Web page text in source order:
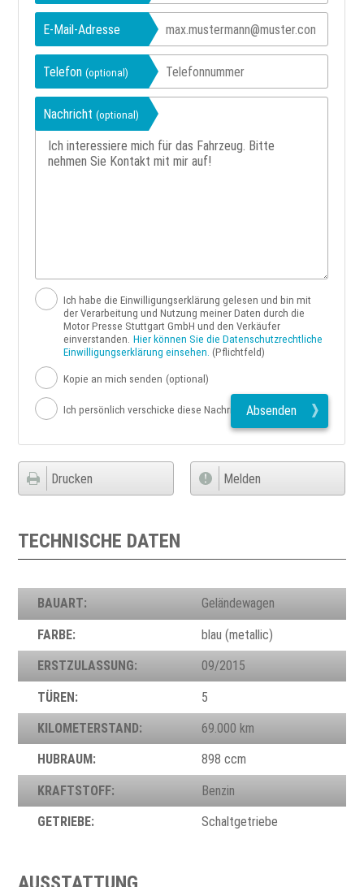
E-Mail-Adresse
Telefon(optional)
Nachricht(optional)
Ich habe die Einwilligungserklärung gelesen und bin mit
der Verarbeitung und Nutzung meiner Daten durch die
Motor Presse Stuttgart GmbH und den Verkäufer
einverstanden. Hier können Sie die Datenschutzrechtliche
Einwilligungserklärung einsehen. (Pflichtfeld)
Kopie an mich senden (optional)
Ich persönlich verschicke diese Nachricht Absenden
Drucken Melden
TECHNISCHE DATEN
BAUART: Geländewagen
FARBE: blau (metallic)
ERSTZULASSUNG: 09/2015
TÜREN: 5
KILOMETERSTAND: 69.000 km
HUBRAUM: 898 ccm
KRAFTSTOFF: Benzin
GETRIEBE: Schaltgetriebe